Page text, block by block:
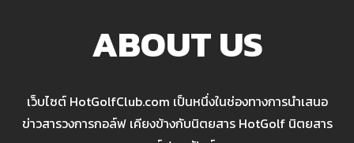
ABOUT US
เว็บไซต์ HotGolfClub.com เป็นหนึ่งในช่องทางการนำเสนอ
ข่าวสารวงการกอล์ฟ เคียงข้างกับนิตยสาร HotGolf นิตยสาร